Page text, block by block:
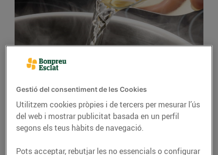
Consells per cuinar
amb vi
15/de setembre/2021
Gestió del consentiment de les Cookies
Utilitzem cookies pròpies i de tercers per mesurar l’ús
del web i mostrar publicitat basada en un perfil
segons els teus hàbits de navegació.
Pots acceptar, rebutjar les no essencials o configurar